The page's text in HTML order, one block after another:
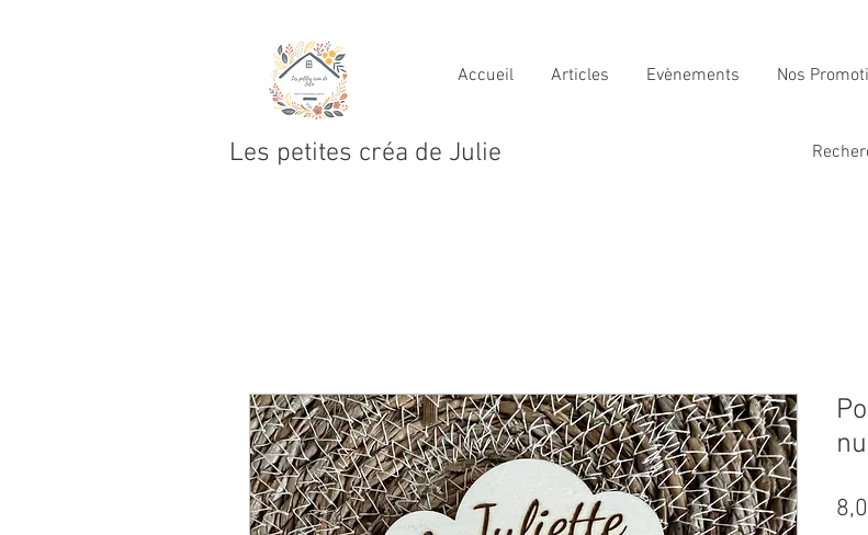
Accueil Articles Evènements Nos
Les petites créa de Julie